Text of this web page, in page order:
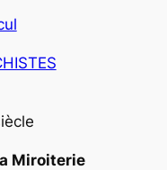
Miroiterie